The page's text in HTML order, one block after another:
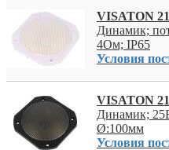
VISATON
Динамик;
4Ом; IP65
Условия
VISATON
Динамик;
Ø:100мм
Условия